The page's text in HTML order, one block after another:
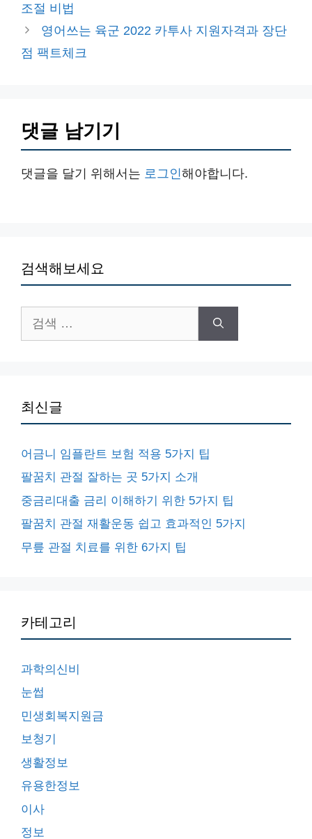
리
조절 비법
영어쓰는 육군 2022 카투사 지원자격과 장단
점 팩트체크
댓글 남기기
댓글을 달기 위해서는 로그인해야합니다.
검색해보세요
색:
최신글
어금니 임플란트 보험 적용 5가지 팁
팔꿈치 관절 잘하는 곳 5가지 소개
중금리대출 금리 이해하기 위한 5가지 팁
팔꿈치 관절 재활운동 쉽고 효과적인 5가지
무릎 관절 치료를 위한 6가지 팁
카테고리
과학의신비
눈썹
민생회복지원금
보청기
생활정보
유용한정보
이사
정보